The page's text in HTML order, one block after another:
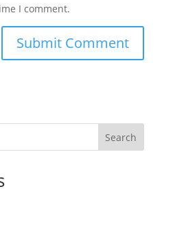
I comment.
Search